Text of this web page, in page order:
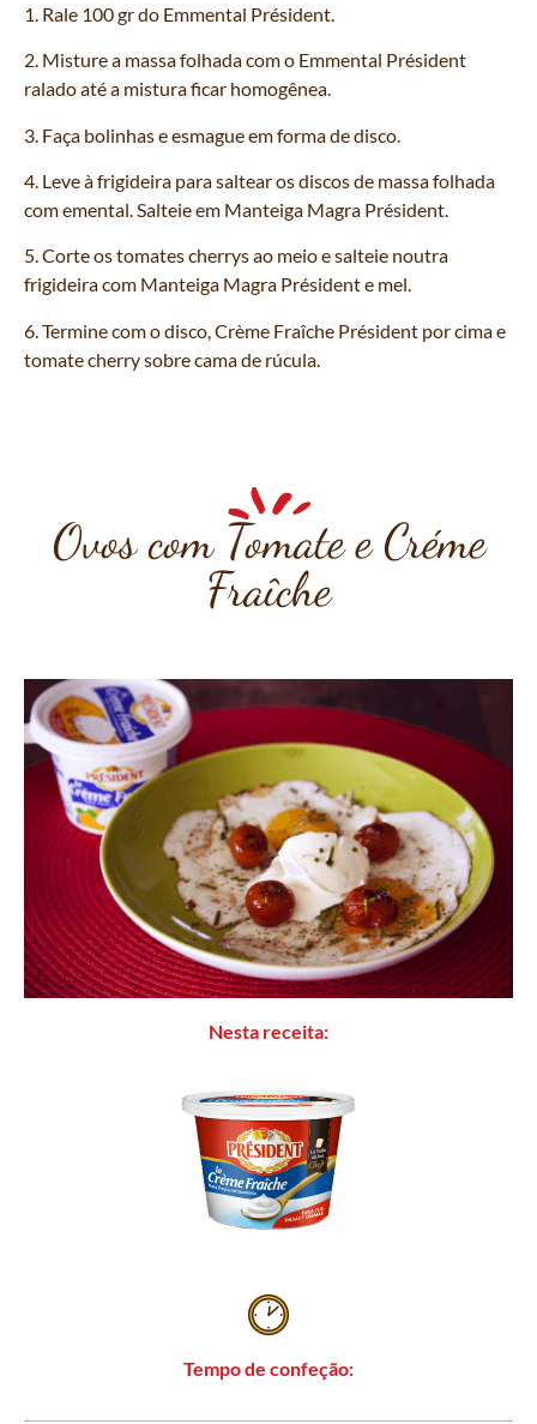
1. Rale 100 gr do Emmental Président.
2. Misture a massa folhada com o Emmental Président
ralado até a mistura ficar homogênea.
3. Faça bolinhas e esmague em forma de disco.
4. Leve à frigideira para saltear os discos de massa folhada
com emental. Salteie em Manteiga Magra Président.
5. Corte os tomates cherrys ao meio e salteie noutra
frigideira com Manteiga Magra Président e mel.
6. Termine com o disco, Crème Fraîche Président por cima e
tomate cherry sobre cama de rúcula.
Ovos com Tomate e Créme
Fraîche
Nesta receita:
Tempo de confeção: